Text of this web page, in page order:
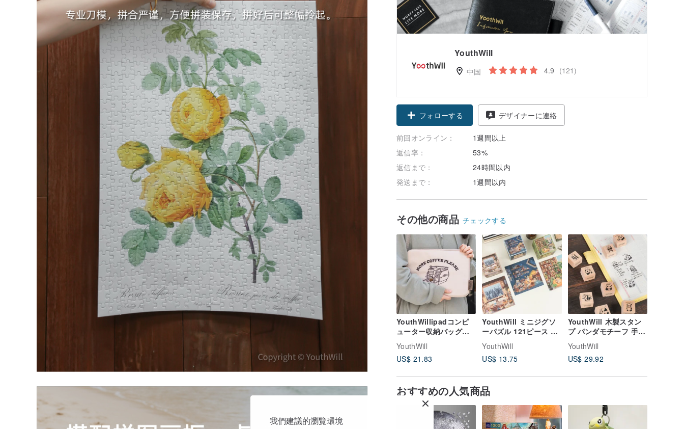
YouthWill
中国 4.9 (121)
フォローする デザイナーに連絡
前回オンライン：
1週間以上
返信率：
53%
返信まで：
24時間以内
発送まで：
1週間以内
その他の商品 チェックする
YouthWillipadコンピ
ューター収納バッグイ
ンナーバッグコンピュ
ーターバッグタブレッ
ト保護スリーブノート
YouthWill
US$ 21.83
YouthWill ミニジグソ
ーパズル 121ピース 小
さなジグソーパズル ギ
フトボックス ギフト
YouthWill
US$ 13.75
YouthWill 木製スタン
プ パンダモチーフ 手帳
スタンプ 手帳 日常生活
YouthWill
US$ 29.92
おすすめの人気商品
我們建議的瀏覽環境